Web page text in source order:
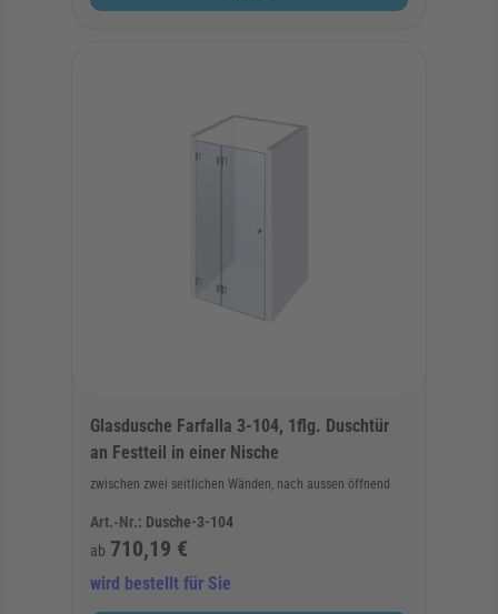
Glasdusche Farfalla 3-104, 1flg. Duschtür
an Festteil in einer Nische
zwischen zwei seitlichen Wänden, nach aussen öffnend
Art.-Nr.: Dusche-3-104
ab 710,19 €
wird bestellt für Sie